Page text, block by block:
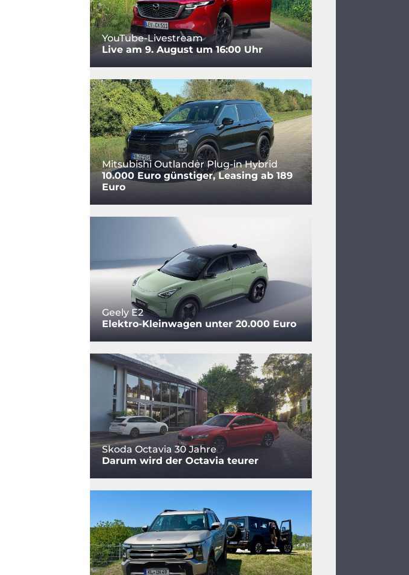
YouTube-Livestream
Live am 9. August um 16:00 Uhr
Mitsubishi Outlander Plug-in Hybrid
10.000 Euro günstiger, Leasing ab 189
Euro
Geely E2
Elektro-Kleinwagen unter 20.000 Euro
Skoda Octavia 30 Jahre
Darum wird der Octavia teurer